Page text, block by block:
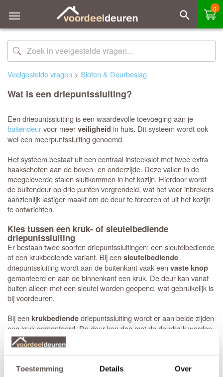
Toestemming Details Over
0
Veelgestelde vragen > Sloten & Deurbeslag
Wat is een driepuntssluiting?
Een driepuntssluiting is een waardevolle toevoeging aan je
buitendeurvoor meerveiligheid in huis. Dit systeem wordt ook
wel een meerpuntssluiting genoemd.
Het systeem bestaat uit een centraal insteekslot met twee extra
haakschoten aan de boven- en onderzijde. Deze vallen in de
meegeleverde stalen sluitkommen in het kozijn. Hierdoor wordt
de buitendeur op drie punten vergrendeld, wat het voor inbrekers
aanzienlijk lastiger maakt om de deur te forceren of uit het kozijn
te ontwrichten.
Kies tussen een kruk- of sleutelbediende
driepuntssluiting
Er bestaan twee soorten driepuntssluitingen: een sleutelbediende
of een krukbediende variant. Bij eensleutelbediende
driepuntssluiting wordt aan de buitenkant vaak eenvaste knop
gemonteerd en aan de binnenkant een kruk. De deur kan vanaf
buiten alleen met een sleutel worden geopend, wat gebruikelijk is
bij voordeuren.
Bij eenkrukbediendedriepuntssluiting wordt er aan beide zijden
een kruk gemonteerd. De deur kan dan met de deurkruk worden
geopend nadat deze met de sleutel van het slot is gehaald. Dit
type wordt veel toegepast bij
Heb je gekozen voor een buitendeur met driepuntssluiting? Dan